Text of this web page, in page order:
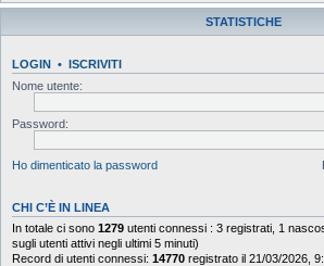
STATISTICHE
LOGIN • ISCRIVITI
Nome utente:
Password:
Ho dimenticato la password
CHI C’È IN LINEA
In totale ci sono 1279 utenti connessi : 3 registrati, 1
sugli utenti attivi negli ultimi 5 minuti)
Record di utenti connessi: 14770 registrato il 21/03/2026,